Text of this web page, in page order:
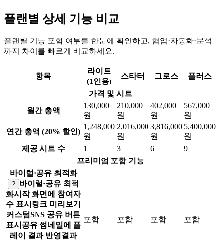
플랜별 상세 기능 비교
플랜별 기능 포함 여부를 한눈에 확인하고, 협업·자동화·분석
까지 차이를 빠르게 비교하세요.
항목
라이트
(1인용)
스타터 그로스 플러스
가격 및 시트
월간 총액
130,000
원
210,000
원
402,000
원
567,000
원
연간 총액 (20% 할인)
1,248,000
원
2,016,000
원
3,816,000
원
5,400,000
원
제공 시트 수
1 3 6
9
프리미엄 포함 기능
바이럴·공유 최적화
? 바이럴·공유 최적
화시작 화면에 참여자
수 표시 링크 미리보기
커스텀SNS 공유 버튼
표시 공유 썸네일에 플
레이 결과 반영결과
포함 포함 포함 포함